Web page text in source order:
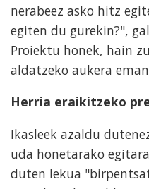
nerabeez asko hitz
egiten du gurekin?",
Proiektu honek, hain
aldatzeko aukera
Herria eraikitzeko
Ikasleek azaldu
uda honetarako
duten lekua